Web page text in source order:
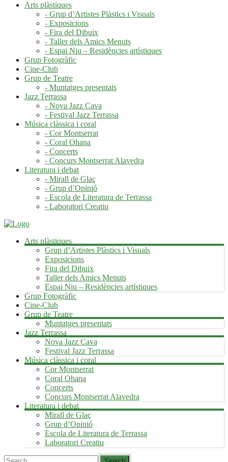
Arts plàstiques
- Grup d’Artistes Plàstics i Visuals
- Exposicions
- Fira del Dibuix
- Taller dels Amics Menuts
- Espai Niu – Residències artístiques
Grup Fotogràfic
Cine-Club
Grup de Teatre
- Muntatges presentats
Jazz Terrassa
- Nova Jazz Cava
- Festival Jazz Terrassa
Música clàssica i coral
- Cor Montserrat
- Coral Ohana
- Concerts
- Concurs Montserrat Alavedra
Literatura i debat
- Mirall de Glaç
- Grup d’Opinió
- Escola de Literatura de Terrassa
- Laboratori Creatiu
Arts plàstiques
Grup d’Artistes Plàstics i Visuals
Exposicions
Fira del Dibuix
Taller dels Amics Menuts
Espai Niu – Residències artístiques
Grup Fotogràfic
Cine-Club
Grup de Teatre
Muntatges presentats
Jazz Terrassa
Nova Jazz Cava
Festival Jazz Terrassa
Música clàssica i coral
Cor Montserrat
Coral Ohana
Concerts
Concurs Montserrat Alavedra
Literatura i debat
Mirall de Glaç
Grup d’Opinió
Escola de Literatura de Terrassa
Laboratori Creatiu